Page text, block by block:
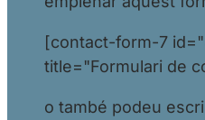
[contact-form-7
title="Formulari de
o també podeu